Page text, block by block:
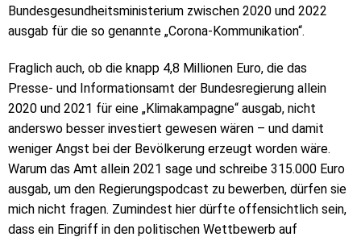
Bundesgesundheitsministerium zwischen 2020 und 2022
ausgab für die so genannte „Corona-Kommunikation“.
Fraglich auch, ob die knapp 4,8 Millionen Euro, die das
Presse- und Informationsamt der Bundesregierung allein
2020 und 2021 für eine „Klimakampagne“ ausgab, nicht
anderswo besser investiert gewesen wären – und damit
weniger Angst bei der Bevölkerung erzeugt worden wäre.
Warum das Amt allein 2021 sage und schreibe 315.000 Euro
ausgab, um den Regierungspodcast zu bewerben, dürfen sie
mich nicht fragen. Zumindest hier dürfte offensichtlich sein,
dass ein Eingriff in den politischen Wettbewerb auf